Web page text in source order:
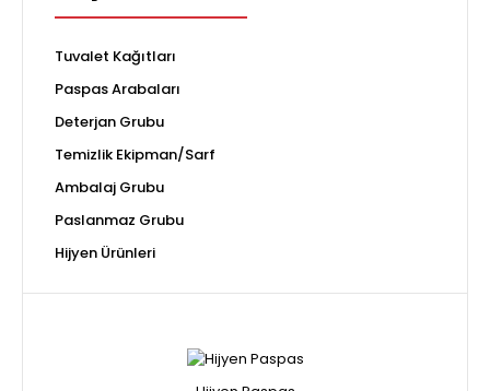
Tuvalet Kağıtları
Paspas Arabaları
Deterjan Grubu
Temizlik Ekipman/Sarf
Ambalaj Grubu
Paslanmaz Grubu
Hijyen Ürünleri